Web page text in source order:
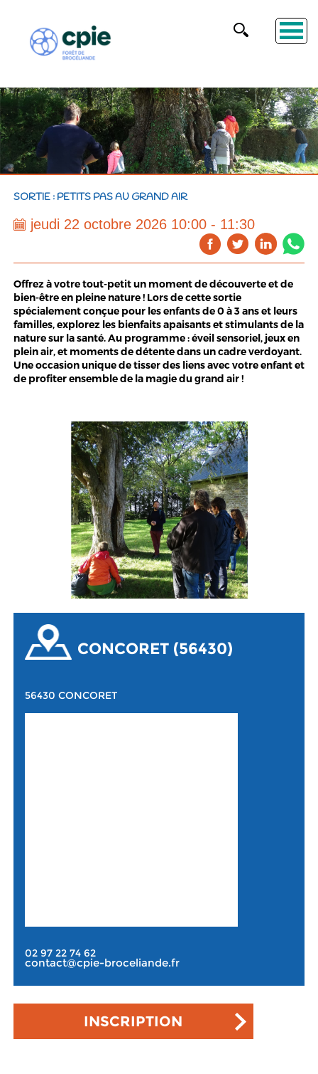
SORTIE : PETITS PAS AU GRAND AIR
jeudi 22 octobre 2026 10:00 - 11:30
Offrez à votre tout-petit un moment de découverte et de
bien-être en pleine nature ! Lors de cette sortie
spécialement conçue pour les enfants de 0 à 3 ans et leurs
familles, explorez les bienfaits apaisants et stimulants de la
nature sur la santé. Au programme : éveil sensoriel, jeux en
plein air, et moments de détente dans un cadre verdoyant.
Une occasion unique de tisser des liens avec votre enfant et
de profiter ensemble de la magie du grand air !
CONCORET (56430)
56430 CONCORET
02 97 22 74 62
contact@cpie-broceliande.fr
INSCRIPTION